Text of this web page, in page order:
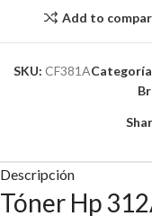
Add to
SKU: CF381A
Descripción
Tóner Hp